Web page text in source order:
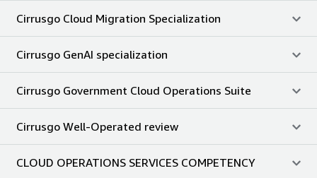
Cirrusgo Cloud Migration Specialization
Cirrusgo GenAI specialization
Cirrusgo Government Cloud Operations Suite
Cirrusgo Well-Operated review
CLOUD OPERATIONS SERVICES COMPETENCY